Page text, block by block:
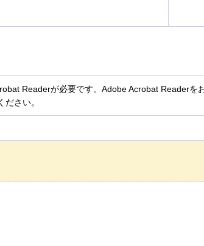
Readerが必要です。Adobe Acrobat Readerを
さい。